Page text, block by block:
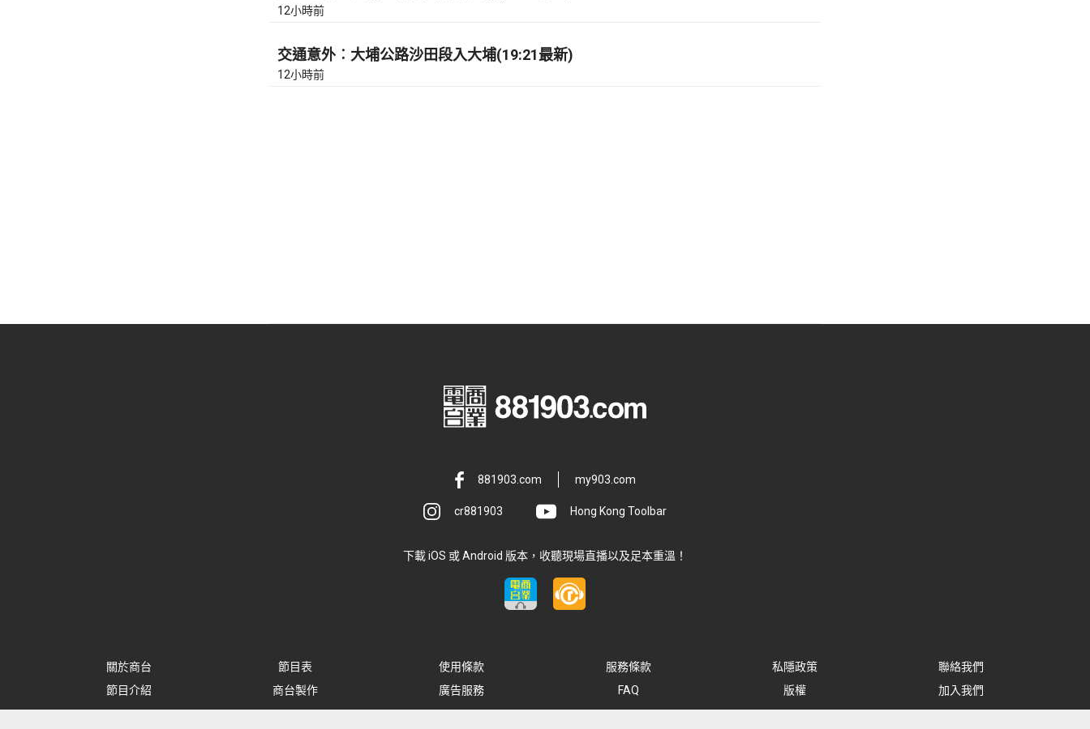
12小時前
交通意外︰大埔公路沙田段入大埔(19:21最新)
12小時前
881903.com my903.com
cr881903 Hong Kong Toolbar
下載 iOS 或 Android 版本，收聽現場直播以及足本重溫！
關於商台 節目表 使用條款 服務條款 私隱政策
聯絡我們
節目介紹
商台製作 廣告服務 FAQ 版權 加入我們